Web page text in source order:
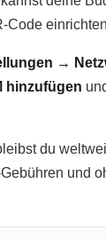
Code
→
hinzufügen
du
und